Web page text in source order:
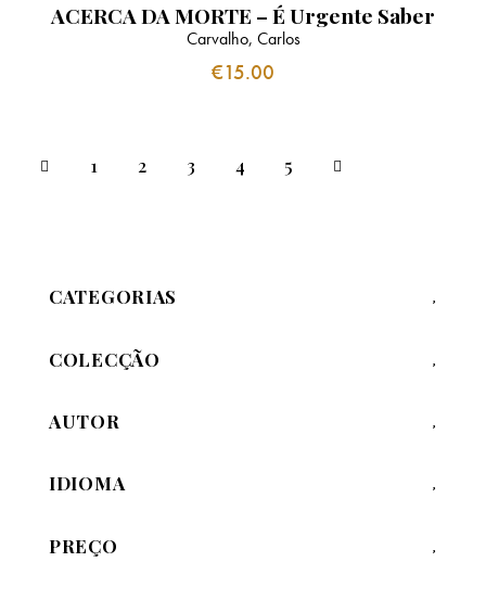
ACERCA DA MORTE – É Urgente Saber
Carvalho, Carlos
€15.00
1 2 3 4 5
→
CATEGORIAS
COLECÇÃO
AUTOR
IDIOMA
PREÇO